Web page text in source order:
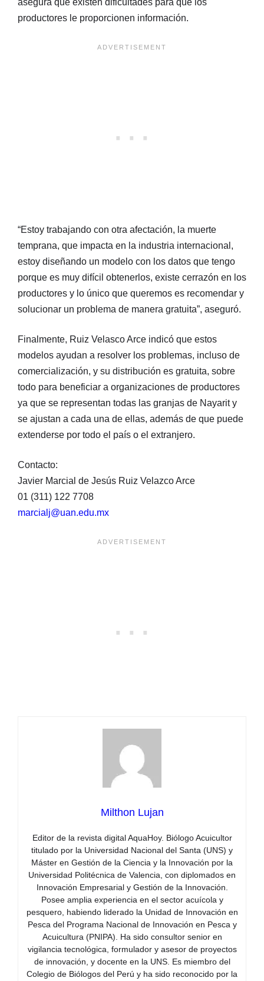
asegura que existen dificultades para que los
productores le proporcionen información.
“Estoy trabajando con otra afectación, la muerte
temprana, que impacta en la industria internacional,
estoy diseñando un modelo con los datos que tengo
porque es muy difícil obtenerlos, existe cerrazón en los
productores y lo único que queremos es recomendar y
solucionar un problema de manera gratuita”, aseguró.
Finalmente, Ruiz Velasco Arce indicó que estos
modelos ayudan a resolver los problemas, incluso de
comercialización, y su distribución es gratuita, sobre
todo para beneficiar a organizaciones de productores
ya que se representan todas las granjas de Nayarit y
se ajustan a cada una de ellas, además de que puede
extenderse por todo el país o el extranjero.
Contacto:
Javier Marcial de Jesús Ruiz Velazco Arce
01 (311) 122 7708
marcialj@uan.edu.mx
Milthon Lujan
Editor de la revista digital AquaHoy. Biólogo Acuicultor
titulado por la Universidad Nacional del Santa (UNS) y
Máster en Gestión de la Ciencia y la Innovación por la
Universidad Politécnica de Valencia, con diplomados en
Innovación Empresarial y Gestión de la Innovación.
Posee amplia experiencia en el sector acuícola y
pesquero, habiendo liderado la Unidad de Innovación en
Pesca del Programa Nacional de Innovación en Pesca y
Acuicultura (PNIPA). Ha sido consultor senior en
vigilancia tecnológica, formulador y asesor de proyectos
de innovación, y docente en la UNS. Es miembro del
Colegio de Biólogos del Perú y ha sido reconocido por la